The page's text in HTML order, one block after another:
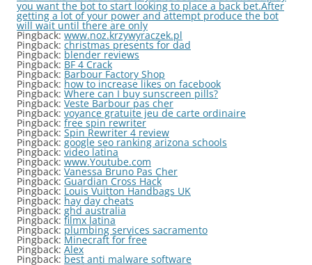
you want the bot to start looking to place a back bet.After
getting a lot of your power and attempt produce the bot
will wait until there are only
Pingback:www.noz.krzywyraczek.pl
Pingback: christmas presents for dad
Pingback: blender reviews
Pingback: BF 4 Crack
Pingback: Barbour Factory Shop
Pingback: how to increase likes on facebook
Pingback: Where can I buy sunscreen pills?
Pingback: Veste Barbour pas cher
Pingback: voyance gratuite jeu de carte ordinaire
Pingback: free spin rewriter
Pingback: Spin Rewriter 4 review
Pingback: google seo ranking arizona schools
Pingback: video latina
Pingback: www.Youtube.com
Pingback: Vanessa Bruno Pas Cher
Pingback: Guardian Cross Hack
Pingback: Louis Vuitton Handbags UK
Pingback: hay day cheats
Pingback: ghd australia
Pingback: filmx latina
Pingback: plumbing services sacramento
Pingback: Minecraft for free
Pingback: Alex
Pingback: best anti malware software